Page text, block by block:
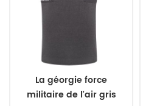
La géorgie force
militaire de l'air gris